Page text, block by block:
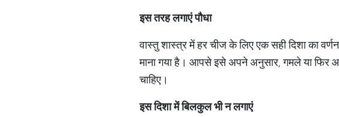
इस तरह लगाएं पौधा
वास्तु शास्त्र में हर चीज के लिए एक सही दिशा का
माना गया है। आपसे इसे अपने अनुसार, गमले या
चाहिए।
इस दिशा में बिलकुल भी न लगाएं